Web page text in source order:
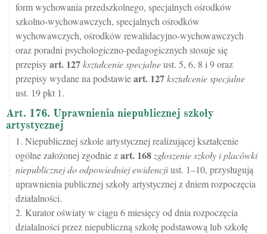
form wychowania przedszkolnego, specjalnych ośrodków
szkolno-wychowawczych, specjalnych ośrodków
wychowawczych, ośrodków rewalidacyjno-wychowawczych
oraz poradni psychologiczno-pedagogicznych stosuje się
przepisyart. 127kształcenie specjalneust. 5, 6, 8 i 9 oraz
przepisy wydane na podstawieart. 127kształcenie specjalne
ust. 19 pkt 1.
Art. 176. Uprawnienia niepublicznej szkoły
artystycznej
1. Niepublicznej szkole artystycznej realizującej kształcenie
ogólne założonej zgodnie zart. 168 zgłoszenie szkoły i placówki
niepublicznej do odpowiedniej ewidencjiust. 1–10, przysługują
uprawnienia publicznej szkoły artystycznej z dniem rozpoczęcia
działalności.
2. Kurator oświaty w ciągu 6 miesięcy od dnia rozpoczęcia
działalności przez niepubliczną szkołę podstawową lub szkołę